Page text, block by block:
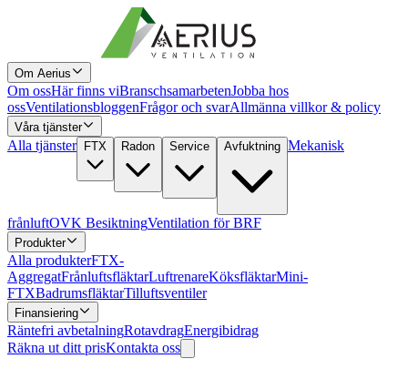
Om Aerius
Om ossHär finns viBranschsamarbetenJobba hos
ossVentilationsbloggenFrågor och svarAllmänna villkor & policy
Våra tjänster
Alla tjänster FTX Radon Service Avfuktning Mekanisk
frånluftOVK BesiktningVentilation för BRF
Produkter
Alla produkterFTX-
AggregatFrånluftsfläktarLuftrenareKöksfläktarMini-
FTXBadrumsfläktarTilluftsventiler
Finansiering
Räntefri avbetalningRotavdragEnergibidrag
Räkna ut ditt prisKontakta oss